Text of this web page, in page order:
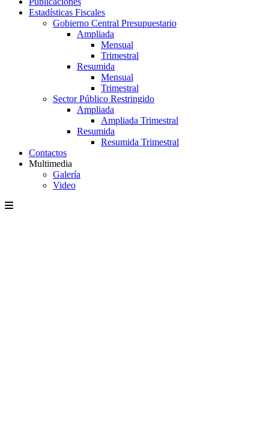
Estadísticas Fiscales
Gobierno Central Presupuestario
Ampliada
Mensual
Trimestral
Resumida
Mensual
Trimestral
Sector Público Restringido
Ampliada
Ampliada Trimestral
Resumida
Resumida Trimestral
Contactos
Multimedia
Galería
Video